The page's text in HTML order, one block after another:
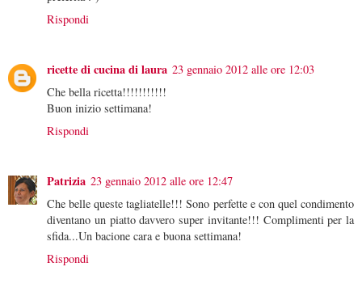
Rispondi
ricette di cucina di laura 23 gennaio 2012 alle ore 12:03
Che bella ricetta!!!!!!!!!!!
Buon inizio settimana!
Rispondi
Patrizia 23 gennaio 2012 alle ore 12:47
Che belle queste tagliatelle!!! Sono perfette e con quel condimento
diventano un piatto davvero super invitante!!! Complimenti per la
sfida...Un bacione cara e buona settimana!
Rispondi